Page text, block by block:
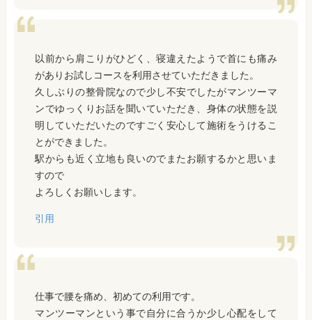
以前から肩こりがひどく、寝違えたようで首にも痛み
がありお試しコースを利用させていただきました。
久しぶりの整骨院なので少し不安でしたがマンツーマ
ンでゆっくりお話を聞いていただき、身体の状態を説
明していただいたのですごく安心して施術をうけるこ
とができました。
駅からも近く立地も良いのでまたお願するかと思いま
すので
よろしくお願いします。
引用
仕事で腰を痛め、初めての利用です。
マンツーマンという事で自分に合うか少し心配をして